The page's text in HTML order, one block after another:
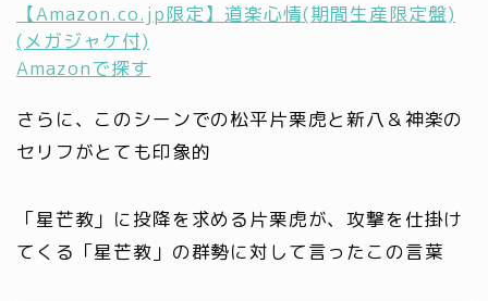
【Amazon.co.jp限定】道楽心情(期間生産限定盤)
(メガジャケ付)
Amazonで探す
さらに、このシーンでの松平片栗虎と新八＆神楽の
セリフがとても印象的
「星芒教」に投降を求める片栗虎が、攻撃を仕掛け
てくる「星芒教」の群勢に対して言ったこの言葉